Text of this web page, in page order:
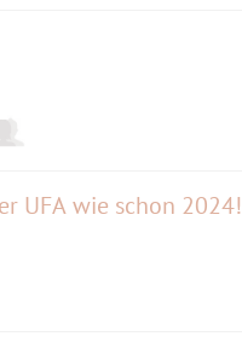
UFA wie schon 2024!